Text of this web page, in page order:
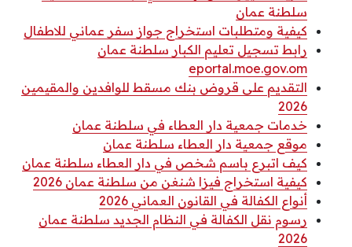
سلطنة عمان
كيفية ومتطلبات استخراج جواز سفر عماني للاطفال
رابط تسجيل تعليم الكبار سلطنة عمان
eportal.moe.gov.om
التقديم على قروض بنك مسقط للوافدين والمقيمين
2026
خدمات جمعية دار العطاء في سلطنة عمان
موقع جمعية دار العطاء سلطنة عمان
كيف اتبرع باسم شخص في دار العطاء سلطنة عمان
كيفية استخراج فيزا شنغن من سلطنة عمان 2026
أنواع الكفالة في القانون العماني 2026
رسوم نقل الكفالة في النظام الجديد سلطنة عمان
2026